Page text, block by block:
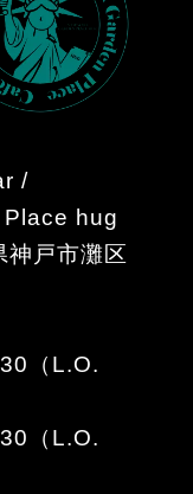
/
hug
戸市灘区
（L.O.
（L.O.